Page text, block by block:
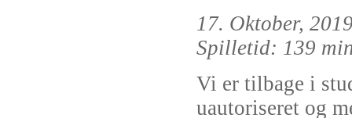
17. Oktober,
Spilletid: 139
Vi er tilbage i
uautoriseret og